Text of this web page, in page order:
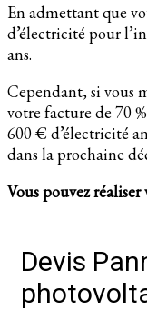
En admettant que
d’électricité pour
ans.
Cependant, si vous
votre facture de 70
600 € d’électricité
dans la prochaine
Vous pouvez
Devis